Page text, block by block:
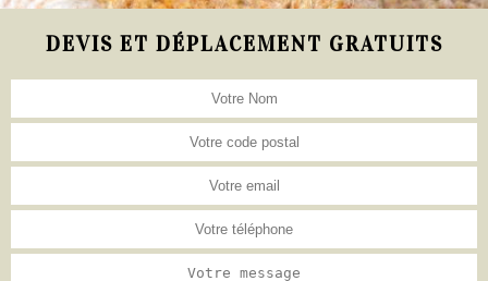
DEVIS ET DÉPLACEMENT GRATUITS